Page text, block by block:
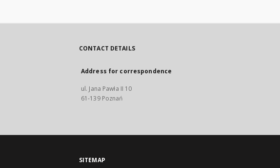
CONTACT DETAILS
Address for correspondence
ul. Jana Pawła II 10
61-139 Poznań
SITEMAP